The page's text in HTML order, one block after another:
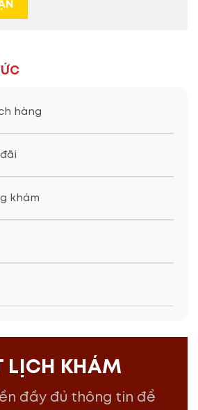
hàng
khám
LỊCH KHÁM
đầy đủ thông tin để